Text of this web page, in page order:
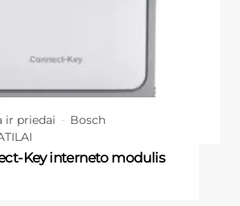
ir priedai
Bosch
Key interneto modulis